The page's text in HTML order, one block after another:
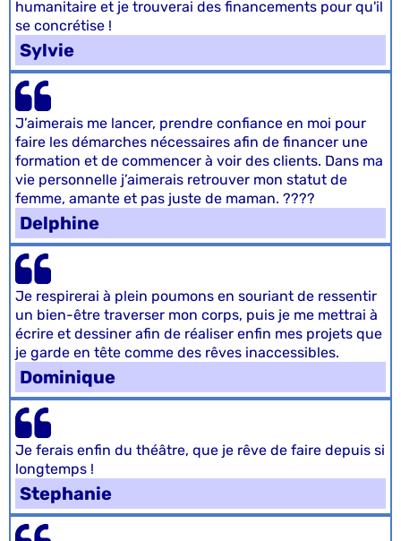
humanitaire et je trouverai des financements pour qu'il
se concrétise !
Sylvie
J’aimerais me lancer, prendre confiance en moi pour
faire les démarches nécessaires afin de financer une
formation et de commencer à voir des clients. Dans ma
vie personnelle j’aimerais retrouver mon statut de
femme, amante et pas juste de maman. ????
Delphine
Je respirerai à plein poumons en souriant de ressentir
un bien-être traverser mon corps, puis je me mettrai à
écrire et dessiner afin de réaliser enfin mes projets que
je garde en tête comme des rêves inaccessibles.
Dominique
Je ferais enfin du théâtre, que je rêve de faire depuis si
longtemps !
Stephanie